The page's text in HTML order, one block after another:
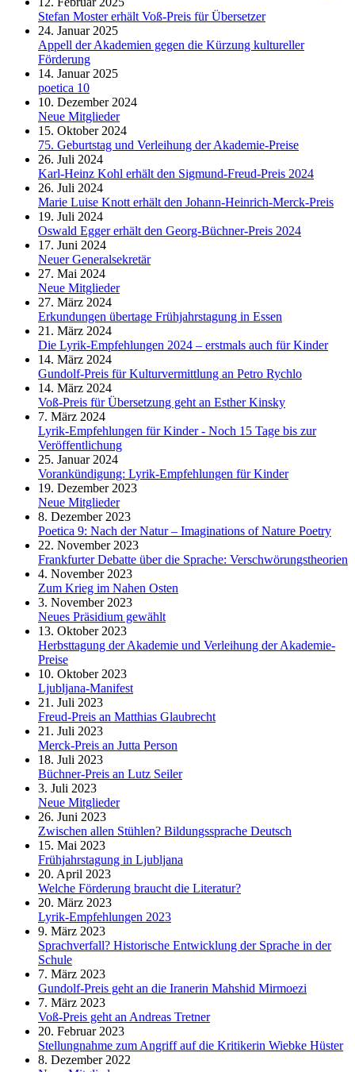
Stefan Moster erhält Voß-Preis für Übersetzer
24. Januar 2025
Appell der Akademien gegen die Kürzung kultureller
Förderung
14. Januar 2025
poetica 10
10. Dezember 2024
Neue Mitglieder
15. Oktober 2024
75. Geburtstag und Verleihung der Akademie-Preise
26. Juli 2024
Karl-Heinz Kohl erhält den Sigmund-Freud-Preis 2024
26. Juli 2024
Marie Luise Knott erhält den Johann-Heinrich-Merck-Preis
19. Juli 2024
Oswald Egger erhält den Georg-Büchner-Preis 2024
17. Juni 2024
Neuer Generalsekretär
27. Mai 2024
Neue Mitglieder
27. März 2024
Erkundungen übertage Frühjahrstagung in Essen
21. März 2024
Die Lyrik-Empfehlungen 2024 – erstmals auch für Kinder
14. März 2024
Gundolf-Preis für Kulturvermittlung an Petro Rychlo
14. März 2024
Voß-Preis für Übersetzung geht an Esther Kinsky
7. März 2024
Lyrik-Empfehlungen für Kinder - Noch 15 Tage bis zur
Veröffentlichung
25. Januar 2024
Vorankündigung: Lyrik-Empfehlungen für Kinder
19. Dezember 2023
Neue Mitglieder
8. Dezember 2023
Poetica 9: Nach der Natur – Imaginations of Nature Poetry
22. November 2023
Frankfurter Debatte über die Sprache: Verschwörungstheorien
4. November 2023
Zum Krieg im Nahen Osten
3. November 2023
Neues Präsidium gewählt
13. Oktober 2023
Herbsttagung der Akademie und Verleihung der Akademie-
Preise
10. Oktober 2023
Ljubljana-Manifest
21. Juli 2023
Freud-Preis an Matthias Glaubrecht
21. Juli 2023
Merck-Preis an Jutta Person
18. Juli 2023
Büchner-Preis an Lutz Seiler
3. Juli 2023
Neue Mitglieder
26. Juni 2023
Zwischen allen Stühlen? Bildungssprache Deutsch
15. Mai 2023
Frühjahrstagung in Ljubljana
20. April 2023
Welche Förderung braucht die Literatur?
20. März 2023
Lyrik-Empfehlungen 2023
9. März 2023
Sprachverfall? Historische Entwicklung der Sprache in der
Schule
7. März 2023
Gundolf-Preis geht an die Iranerin Mahshid Mirmoezi
7. März 2023
Voß-Preis geht an Andreas Tretner
20. Februar 2023
Stellungnahme zum Angriff auf die Kritikerin Wiebke Hüster
8. Dezember 2022